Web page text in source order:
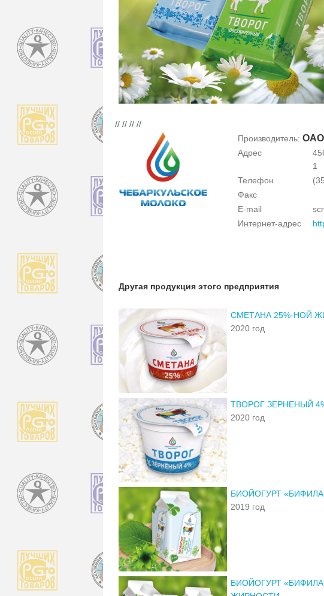
// // // //
Производитель:
Адрес
1
Телефон
Факс
E-mail
Интернет-адрес
Другая продукция этого предприятия
СМЕТАНА 25%-НОЙ
2020 год
ТВОРОГ ЗЕРНЕНЫЙ
2020 год
БИОЙОГУРТ
2019 год
БИОЙОГУРТ